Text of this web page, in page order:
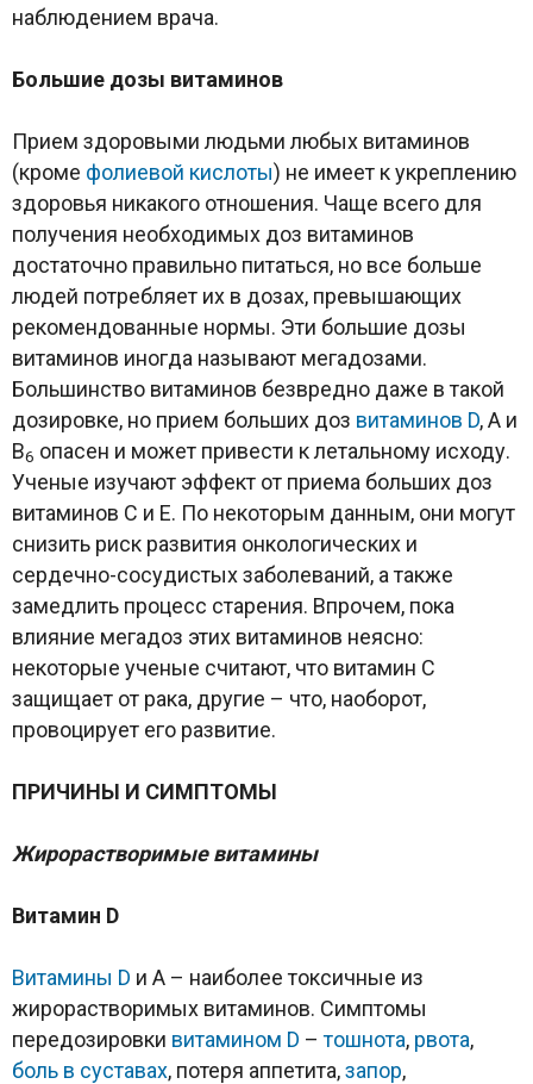
наблюдением врача.
Большие дозы витаминов
Прием здоровыми людьми любых витаминов
(кроме фолиевой кислоты) не имеет к укреплению
здоровья никакого отношения. Чаще всего для
получения необходимых доз витаминов
достаточно правильно питаться, но все больше
людей потребляет их в дозах, превышающих
рекомендованные нормы. Эти большие дозы
витаминов иногда называют мегадозами.
Большинство витаминов безвредно даже в такой
дозировке, но прием больших доз витаминов D, A и
B6 опасен и может привести к летальному исходу.
Ученые изучают эффект от приема больших доз
витаминов C и E. По некоторым данным, они могут
снизить риск развития онкологических и
сердечно-сосудистых заболеваний, а также
замедлить процесс старения. Впрочем, пока
влияние мегадоз этих витаминов неясно:
некоторые ученые считают, что витамин С
защищает от рака, другие – что, наоборот,
провоцирует его развитие.
ПРИЧИНЫ И СИМПТОМЫ
Жирорастворимые витамины
Витамин D
Витамины D и A – наиболее токсичные из
жирорастворимых витаминов. Симптомы
передозировки витамином D –тошнота, рвота,
боль в суставах, потеря аппетита,запор,